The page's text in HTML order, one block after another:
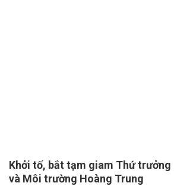
Khởi tố, bắt tạm giam Thứ trưởng
và Môi trường Hoàng Trung